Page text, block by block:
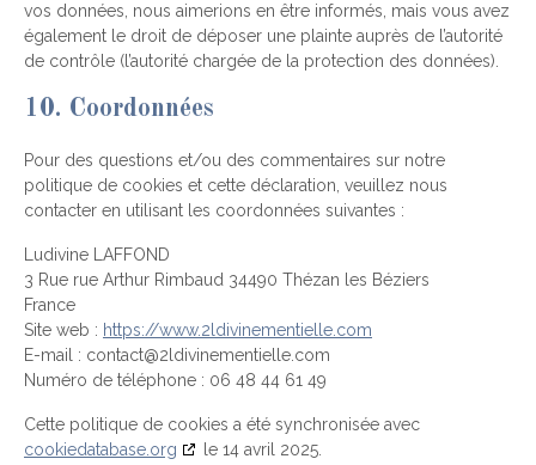
vos données, nous aimerions en être informés, mais vous avez
également le droit de déposer une plainte auprès de l’autorité
de contrôle (l’autorité chargée de la protection des données).
10. Coordonnées
Pour des questions et/ou des commentaires sur notre
politique de cookies et cette déclaration, veuillez nous
contacter en utilisant les coordonnées suivantes :
Ludivine LAFFOND
3 Rue rue Arthur Rimbaud 34490 Thézan les Béziers
France
Site web : https://www.2ldivinementielle.com
E-mail : contact@2ldivinementielle.com
Numéro de téléphone : 06 48 44 61 49
Cette politique de cookies a été synchronisée avec
cookiedatabase.org
le 14 avril 2025.